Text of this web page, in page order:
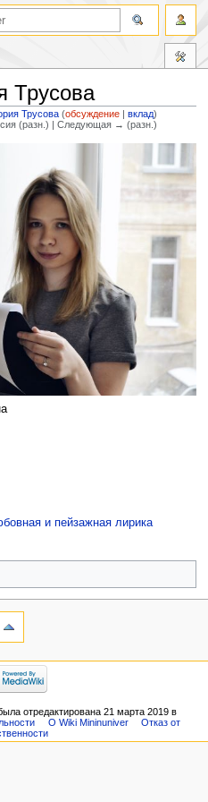
Трусова
Трусова (обсуждение |вклад)
(разн.) | Следующая → (разн.)
и пейзажная лирика
отредактирована 21 марта 2019 в
О Wiki Mininuniver
Отказ от